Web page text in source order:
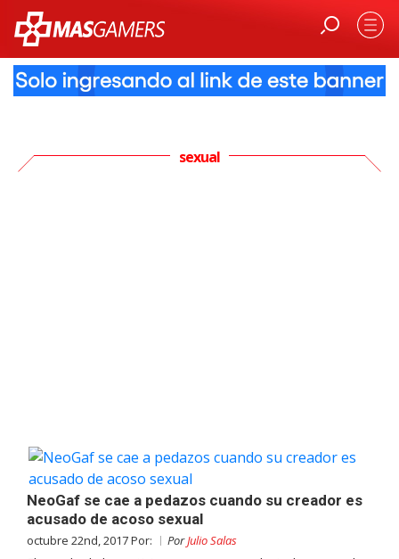
sexual
NeoGaf se cae a pedazos cuando su creador es
acusado de acoso sexual
octubre 22nd, 2017 Por: PorJulio Salas